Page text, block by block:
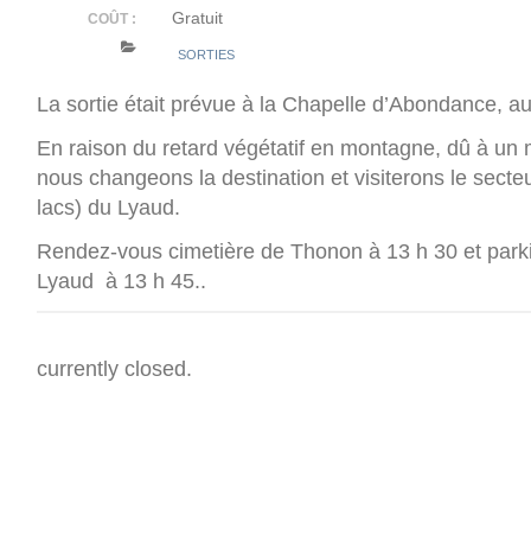
COÛT : Gratuit
SORTIES
La sortie était prévue à la Chapelle d’Abondance,
En raison du retard végétatif en montagne, dû à un
nous changeons la destination et visiterons le
lacs) du Lyaud.
Rendez-vous cimetière de Thonon à 13 h 30 et
Lyaud à 13 h 45..
currently closed.